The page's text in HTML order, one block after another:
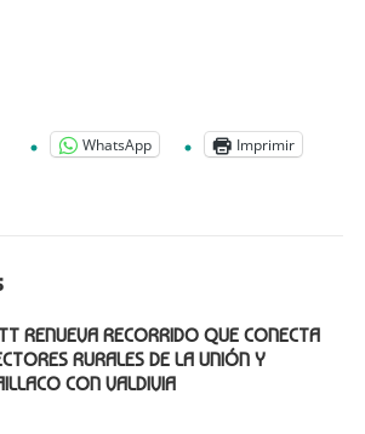
WhatsApp Imprimir
RENUEVA RECORRIDO QUE CONECTA
RURALES DE LA UNIÓN Y
CON VALDIVIA